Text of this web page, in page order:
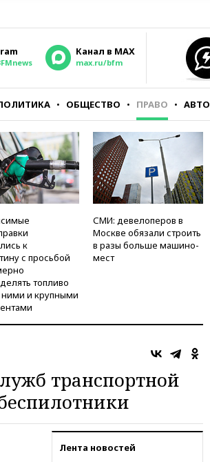
Канал в MAX
max.ru/bfm
ОБЩЕСТВО ПРАВО АВТО
к
с просьбой
топливо
и крупными
СМИ: девелоперов в
Москве обязали строить
в разы больше машино-
мест
транспортной
Лента новостей